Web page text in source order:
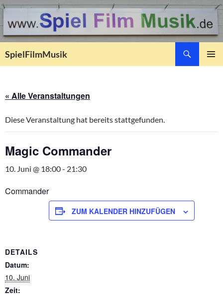
SpielFilmMusik
« Alle Veranstaltungen
Diese Veranstaltung hat bereits stattgefunden.
Magic Commander
10. Juni @ 18:00- 21:30
Commander
ZUM KALENDER HINZUFÜGEN
DETAILS
Datum:
10. Juni
Zeit: